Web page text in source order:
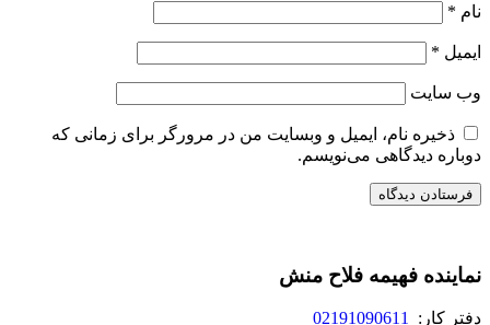
نام *
ایمیل *
وب‌ سایت
ذخیره نام، ایمیل و وبسایت من در مرورگر برای زمانی که
دوباره دیدگاهی می‌نویسم.
نماینده فهیمه فلاح منش
دفتر کار: 02191090611